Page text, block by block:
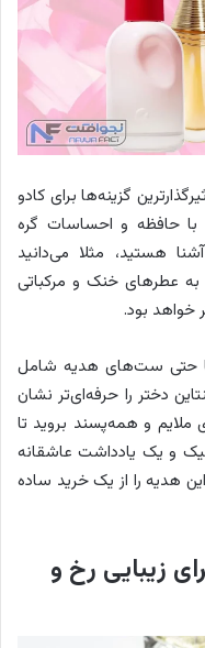
گزینه‌ها برای کادو
با حافظه و احساسات گره
هستید، مثلا می‌دانید
به عطرهای خنک و مرکباتی
خواهد بود.
حتی ست‌های هدیه شامل
دختر را حرفه‌ای‌تر نشان
ملایم و همه‌پسند بروید تا
و یک یادداشت عاشقانه
هدیه را از یک خرید ساده
زیبایی رخ و